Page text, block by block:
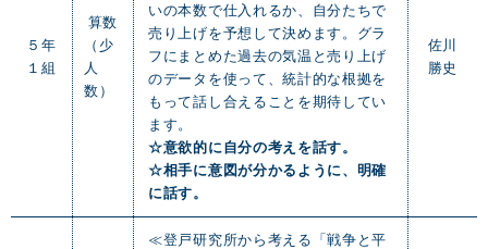
５年
１組
算数
（少
人
数）
いの本数で仕入れるか、自分たちで
売り上げを予想して決めます。グラ
フにまとめた過去の気温と売り上げ
のデータを使って、統計的な根拠を
もって話し合えることを期待してい
ます。
☆意欲的に自分の考えを話す。
☆相手に意図が分かるように、明確
に話す。
佐川
勝史
≪登戸研究所から考える「戦争と平